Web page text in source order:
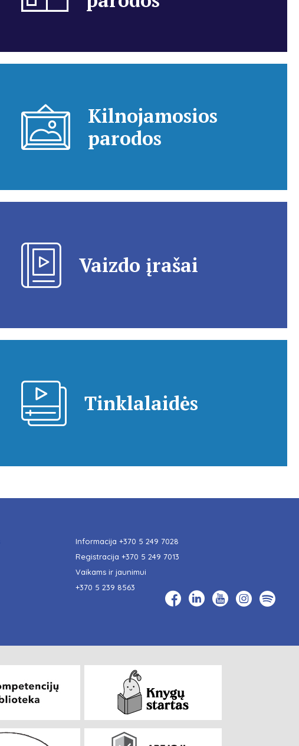
Kilnojamosios
parodos
Vaizdo įrašai
Tinklalaidės
Informacija +370 5 249 7028
Registracija +370 5 249 7013
Vaikams ir jaunimui
+370 5 239 8563